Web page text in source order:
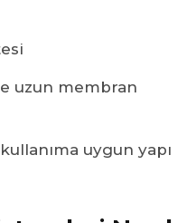
uzun membran
uygun yapı